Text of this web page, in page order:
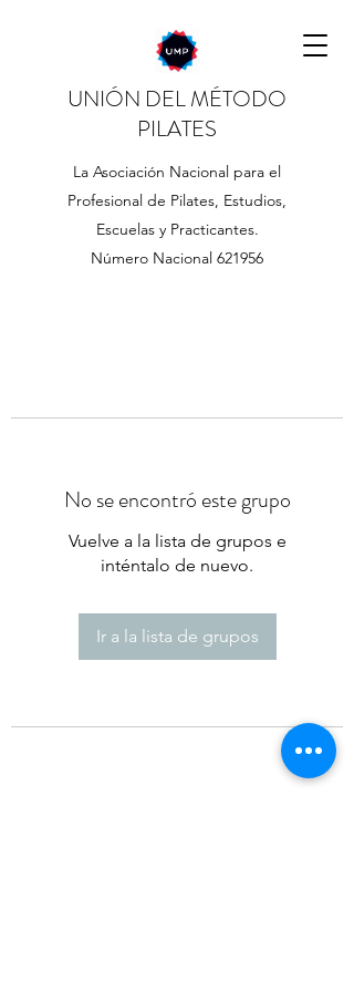
UNIÓN DEL MÉTODO
PILATES
La Asociación Nacional para el
Profesional de Pilates, Estudios,
Escuelas y Practicantes.
Número Nacional 621956
No se encontró este grupo
Vuelve a la lista de grupos e
inténtalo de nuevo.
Ir a la lista de grupos